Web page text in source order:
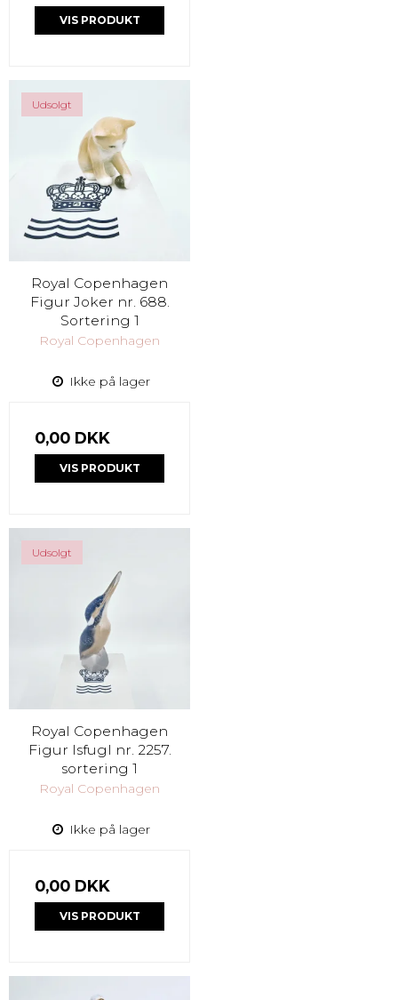
VIS PRODUKT
Udsolgt
Royal Copenhagen
Figur Joker nr. 688.
Sortering 1
Royal Copenhagen
Ikke på lager
0,00 DKK
VIS PRODUKT
Udsolgt
Royal Copenhagen
Figur Isfugl nr. 2257.
sortering 1
Royal Copenhagen
Ikke på lager
0,00 DKK
VIS PRODUKT